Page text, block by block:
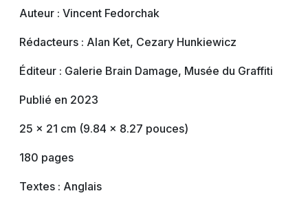
Auteur : Vincent Fedorchak
Rédacteurs : Alan Ket, Cezary Hunkiewicz
Éditeur : Galerie Brain Damage, Musée du Graffiti
Publié en 2023
25 x 21 cm (9.84 x 8.27 pouces)
180 pages
Textes : Anglais